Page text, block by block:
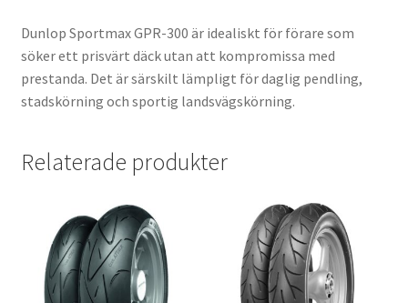
Dunlop Sportmax GPR-300 är idealiskt för förare som
söker ett prisvärt däck utan att kompromissa med
prestanda. Det är särskilt lämpligt för daglig pendling,
stadskörning och sportig landsvägskörning.
Relaterade produkter